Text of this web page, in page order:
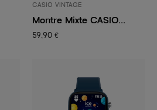
CASIO VINTAGE
Montre Mixte CASIO...
59,90 €